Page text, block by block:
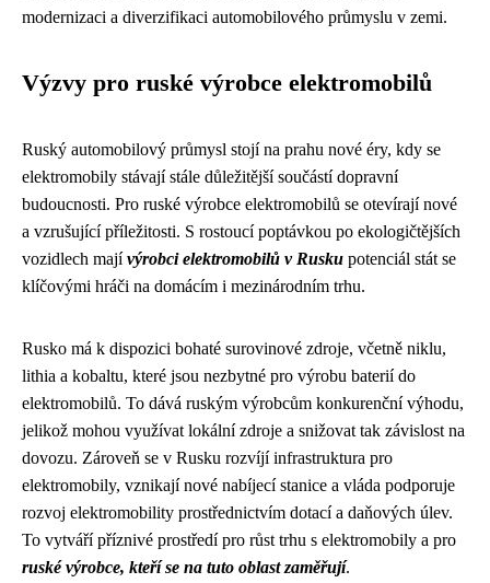
modernizaci a diverzifikaci automobilového průmyslu v zemi.
Výzvy pro ruské výrobce elektromobilů
Ruský automobilový průmysl stojí na prahu nové éry, kdy se
elektromobily stávají stále důležitější součástí dopravní
budoucnosti. Pro ruské výrobce elektromobilů se otevírají nové
a vzrušující příležitosti. S rostoucí poptávkou po ekologičtějších
vozidlech majívýrobci elektromobilů v Rusku potenciál stát se
klíčovými hráči na domácím i mezinárodním trhu.
Rusko má k dispozici bohaté surovinové zdroje, včetně niklu,
lithia a kobaltu, které jsou nezbytné pro výrobu baterií do
elektromobilů. To dává ruským výrobcům konkurenční výhodu,
jelikož mohou využívat lokální zdroje a snižovat tak závislost na
dovozu. Zároveň se v Rusku rozvíjí infrastruktura pro
elektromobily, vznikají nové nabíjecí stanice a vláda podporuje
rozvoj elektromobility prostřednictvím dotací a daňových úlev.
To vytváří příznivé prostředí pro růst trhu s elektromobily a pro
ruské výrobce, kteří se na tuto oblast zaměřují.